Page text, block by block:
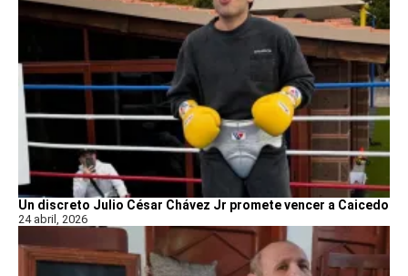
Un discreto Julio César Chávez Jr promete vencer a Caicedo
24 abril, 2026